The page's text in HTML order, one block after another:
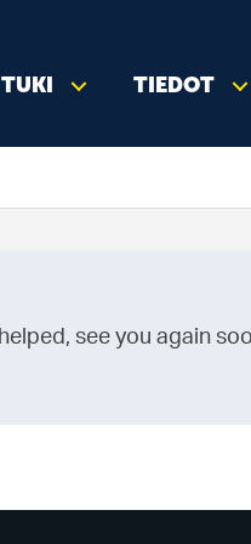
TUKI TIEDOT
see you again